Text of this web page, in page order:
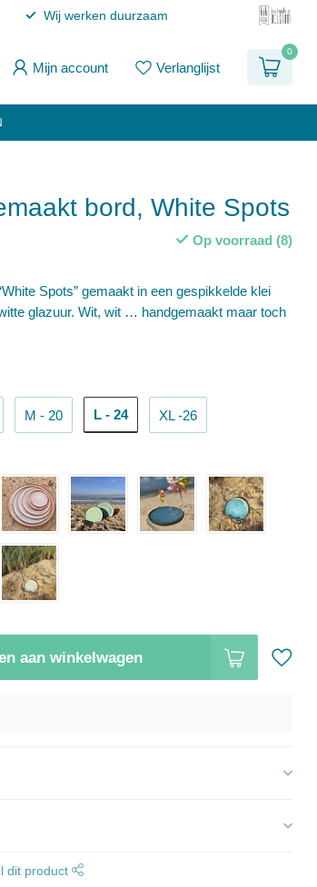
Wij werken duurzaam
Mijn account Verlanglijst
0
bord, White Spots
Op voorraad (8)
Spots” gemaakt in een gespikkelde klei
glazuur. Wit, wit … handgemaakt maar toch
M - 20 L - 24 XL -26
aan winkelwagen
dit product